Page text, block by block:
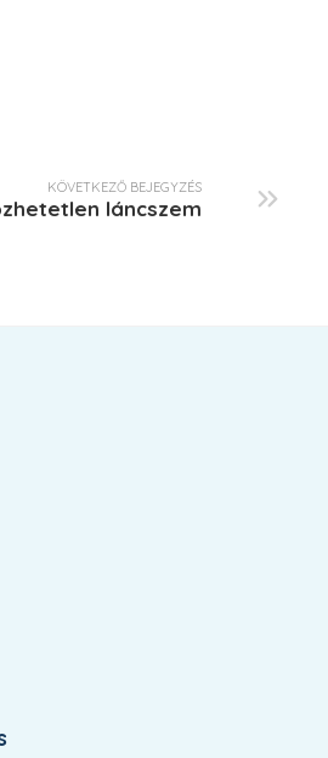
KÖVETKEZŐ BEJEGYZÉS
láncszem